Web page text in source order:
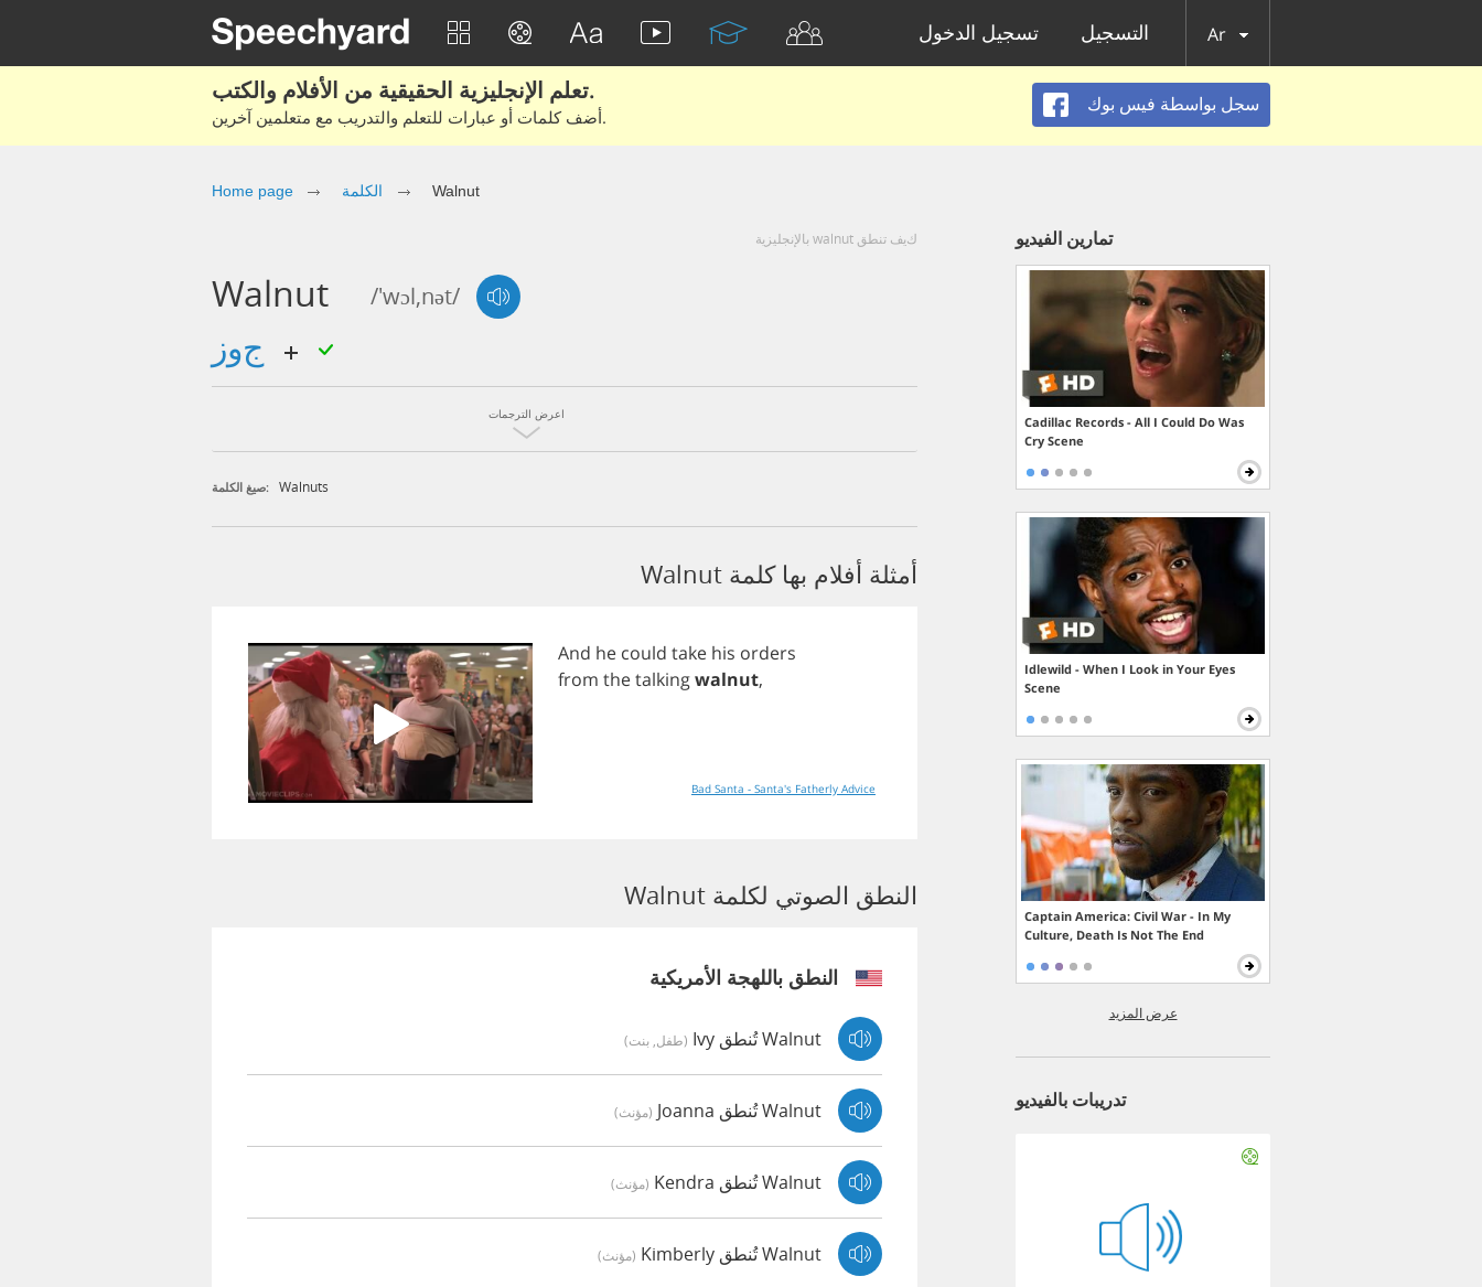
تسجيل الدخول التسجيل Ar
تعلم الإنجليزية الحقيقية من الأفلام والكتب.
أضف كلمات أو عبارات للتعلم والتدريب مع متعلمين آخرين.
سجل بواسطة فيس بوك
Home page الكلمة Walnut
كيف تنطق walnut بالإنجليزية
Walnut /'wɔl,nət/
اعرض الترجمات
صيغ الكلمة: Walnuts
أمثلة أفلام بها كلمة Walnut
And he could take his orders
from thetalkingwalnut,
Bad Santa - Santa's Fatherly Advice
النطق الصوتي لكلمة Walnut
النطق باللهجة الأمريكية
Walnut تُنطق Ivy (طفل, بنت)
Walnut تُنطق Joanna (مؤنث)
Walnut تُنطق Kendra (مؤنث)
Walnut تُنطق Kimberly (مؤنث)
تمارين الفيديو
Cadillac Records - All I Could Do Was
Cry Scene
Idlewild - When I Look in Your Eyes
Scene
Captain America: Civil War - In My
Culture, Death Is Not The End
عرض المزيد
تدريبات بالفيديو